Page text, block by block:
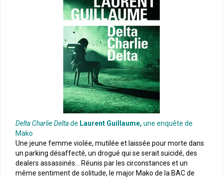
Delta Charlie Deltade Laurent Guillaume, une enquête de
Mako
Une jeune femme violée, mutilée et laissée pour morte dans
un parking désaffecté, un drogué qui se serait suicidé, des
dealers assassinés… Réunis par les circonstances et un
même sentiment de solitude, le major Mako de la BAC de